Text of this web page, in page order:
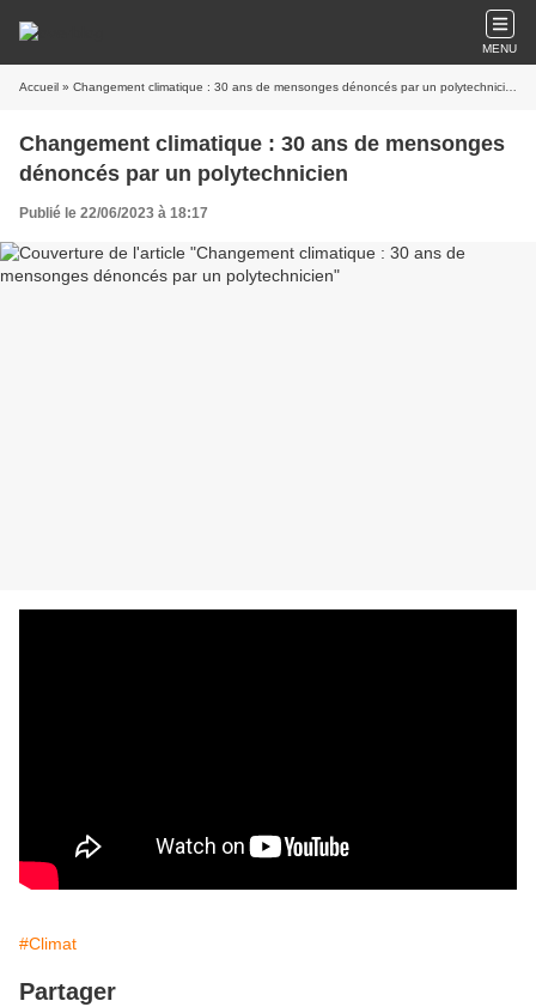
MENU
Accueil » Changement climatique : 30 ans de mensonges dénoncés par un polytechnicien
Changement climatique : 30 ans de mensonges
dénoncés par un polytechnicien
Publié le 22/06/2023 à 18:17
#Climat
Partager